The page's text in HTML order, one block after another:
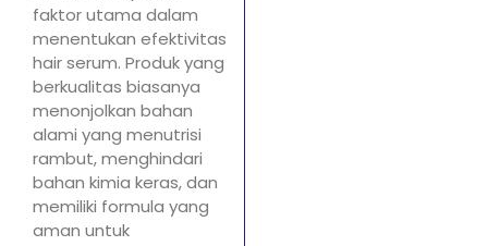
faktor utama dalam
menentukan efektivitas
hair serum. Produk yang
berkualitas biasanya
menonjolkan bahan
alami yang menutrisi
rambut, menghindari
bahan kimia keras, dan
memiliki formula yang
aman untuk